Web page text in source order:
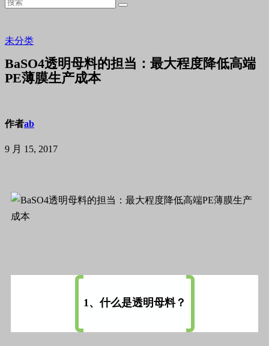
未分类
BaSO4透明母料的担当：最大程度降低高端
PE薄膜生产成本
作者ab
9 月 15, 2017
1、什么是透明母料？